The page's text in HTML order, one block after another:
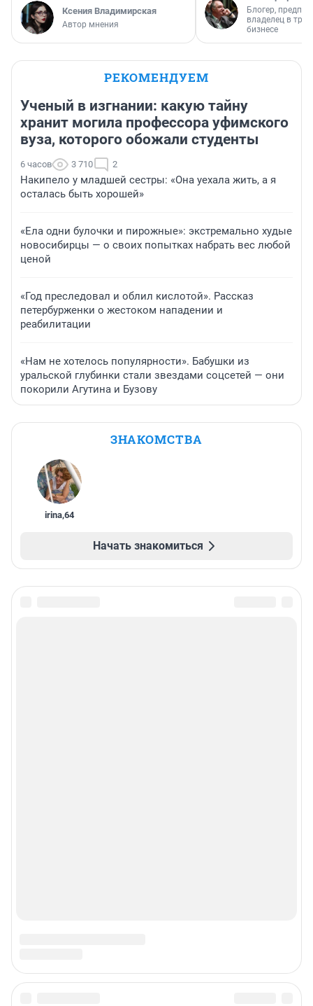
Ксения Владимирская
Автор мнения
Блогер,
владелец в
бизнесе
РЕКОМЕНДУЕМ
Ученый в изгнании: какую тайну
хранит могила профессора уфимского
вуза, которого обожали студенты
6 часов 3 710 2
Накипело у младшей сестры: «Она уехала жить, а я
осталась быть хорошей»
«Ела одни булочки и пирожные»: экстремально худые
новосибирцы — о своих попытках набрать вес любой
ценой
«Год преследовал и облил кислотой». Рассказ
петербурженки о жестоком нападении и
реабилитации
«Нам не хотелось популярности». Бабушки из
уральской глубинки стали звездами соцсетей — они
покорили Агутина и Бузову
ЗНАКОМСТВА
irina,64
Начать знакомиться